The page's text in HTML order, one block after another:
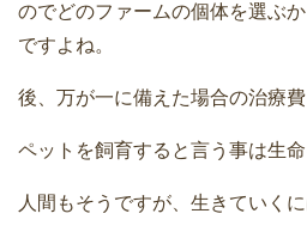
のでどのファームの個体を選ぶ
ですよね。
後、万が一に備えた場合の治療
ペットを飼育すると言う事は生
人間もそうですが、生きていく